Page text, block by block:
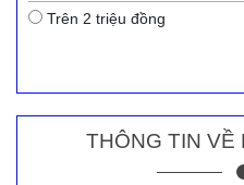
Trên 2 triệu đồng
THÔNG TIN VỀ